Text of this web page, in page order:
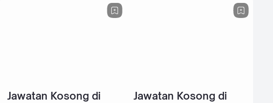
Jawatan Kosong di
Jawatan Kosong di